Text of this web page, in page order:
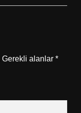
Gerekli alanlar *